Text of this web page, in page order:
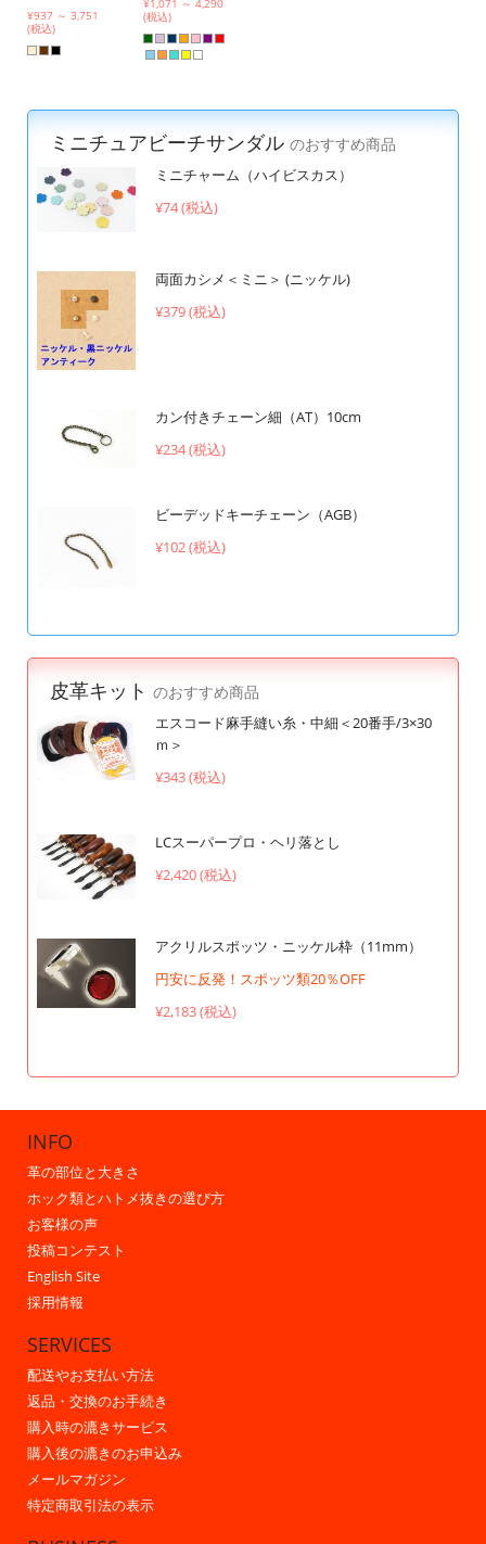
¥937 ～ 3,751
(税込)
¥1,071 ～ 4,290
(税込)
ミニチュアビーチサンダル のおすすめ商品
ミニチャーム（ハイビスカス）
¥74 (税込)
両面カシメ＜ミニ＞ (ニッケル)
¥379 (税込)
カン付きチェーン細（AT）10cm
¥234 (税込)
ビーデッドキーチェーン（AGB）
¥102 (税込)
皮革キット のおすすめ商品
エスコード麻手縫い糸・中細＜20番手/3×30
ｍ＞
¥343 (税込)
LCスーパープロ・ヘリ落とし
¥2,420 (税込)
アクリルスポッツ・ニッケル枠（11mm）
円安に反発！スポッツ類20％OFF
¥2,183 (税込)
INFO
革の部位と大きさ
ホック類とハトメ抜きの選び方
お客様の声
投稿コンテスト
English Site
採用情報
SERVICES
配送やお支払い方法
返品・交換のお手続き
購入時の漉きサービス
購入後の漉きのお申込み
メールマガジン
特定商取引法の表示